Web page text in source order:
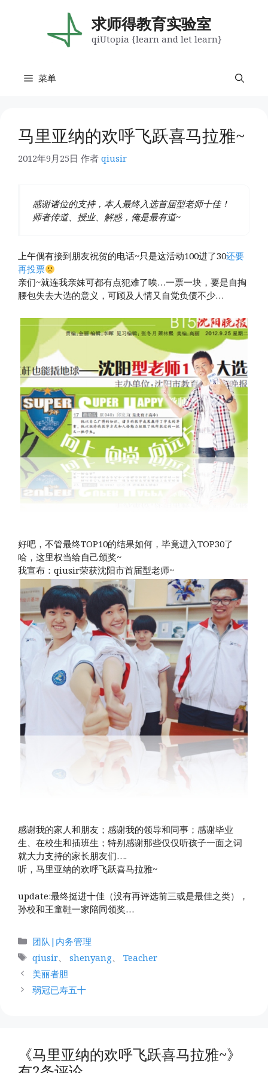
求师得教育实验室
qiUtopia {learn and let learn}
菜单
马里亚纳的欢呼飞跃喜马拉雅~
2012年9月25日 作者 qiusir
感谢诸位的支持，本人最终入选首届型老师十佳！
师者传道、授业、解惑，俺是最有道~
上午偶有接到朋友祝贺的电话~只是这活动100进了30还要
再投票
亲们~就连我亲妹可都有点犯难了唉…一票一块，要是自掏
腰包失去大选的意义，可顾及人情又自觉负债不少…
好吧，不管最终TOP10的结果如何，毕竟进入TOP30了
哈，这里权当给自己颁奖~
我宣布：qiusir荣获沈阳市首届型老师~
感谢我的家人和朋友；感谢我的领导和同事；感谢毕业
生、在校生和插班生；特别感谢那些仅仅听孩子一面之词
就大力支持的家长朋友们….
听，马里亚纳的欢呼飞跃喜马拉雅~
update:最终挺进十佳（没有再评选前三或是最佳之类），
孙校和王童鞋一家陪同领奖…
分
类
团队|内务管理
标
签
qiusir shenyang
Teacher
美丽者胆
弱冠已寿五十
《马里亚纳的欢呼飞跃喜马拉雅~》